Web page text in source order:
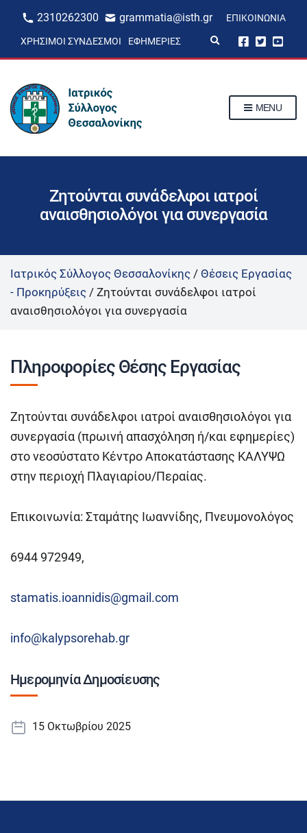
2310262300 grammatia@isth.gr ΕΠΙΚΟΙΝΩΝΊΑ
ΧΡΉΣΙΜΟΙ ΣΎΝΔΕΣΜΟΙ ΕΦΗΜΕΡΊΕΣ
p
m
MENU
Ζητούνται συνάδελφοι ιατροί
αναισθησιολόγοι για συνεργασία
Ιατρικός Σύλλογος Θεσσαλονίκης / Θέσεις Εργασίας
- Προκηρύξεις / Ζητούνται συνάδελφοι ιατροί
αναισθησιολόγοι για συνεργασία
Πληροφορίες Θέσης Εργασίας
Ζητούνται συνάδελφοι ιατροί αναισθησιολόγοι για
συνεργασία (πρωινή απασχόληση ή/και εφημερίες)
στο νεοσύστατο Κέντρο Αποκατάστασης ΚΑΛΥΨΩ
στην περιοχή Πλαγιαρίου/Περαίας.
Επικοινωνία: Σταμάτης Ιωαννίδης, Πνευμονολόγος
6944 972949,
stamatis.ioannidis@gmail.com
info@kalypsorehab.gr
Ημερομηνία Δημοσίευσης
15 Οκτωβρίου 2025